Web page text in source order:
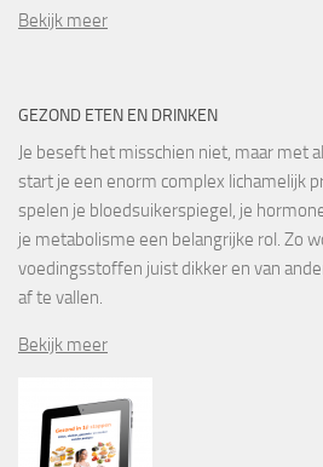
Bekijk meer
GEZOND ETEN EN DRINKEN
Je beseft het misschien niet, maar met
start je een enorm complex lichamelijk
spelen je bloedsuikerspiegel, je
je metabolisme een belangrijke rol. Zo
voedingsstoffen juist dikker en van
af te vallen.
Bekijk meer